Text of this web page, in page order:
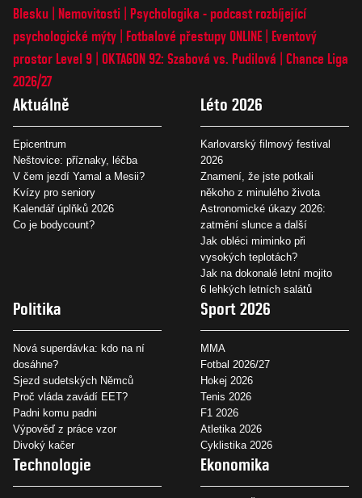
Blesku
Nemovitosti
Psychologika - podcast rozbíjející
psychologické mýty
Fotbalové přestupy ONLINE
Eventový
prostor Level 9 OKTAGON 92: Szabová vs. Pudilová
Chance Liga
2026/27
Aktuálně
Epicentrum
Neštovice: příznaky, léčba
V čem jezdí Yamal a Mesii?
Kvízy pro seniory
Kalendář úplňků 2026
Co je bodycount?
Léto 2026
Karlovarský filmový festival
2026
Znamení, že jste potkali
někoho z minulého života
Astronomické úkazy 2026:
zatmění slunce a další
Jak obléci miminko při
vysokých teplotách?
Jak na dokonalé letní mojito
6 lehkých letních salátů
Politika
Nová superdávka: kdo na ní
dosáhne?
Sjezd sudetských Němců
Proč vláda zavádí EET?
Padni komu padni
Výpověď z práce vzor
Divoký kačer
Sport 2026
MMA
Fotbal 2026/27
Hokej 2026
Tenis 2026
F1 2026
Atletika 2026
Cyklistika 2026
Technologie Ekonomika